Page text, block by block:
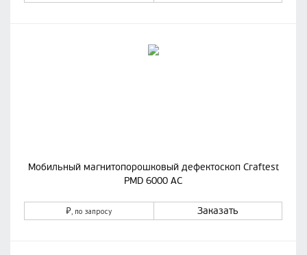
Мобильный магнитопорошковый дефектоскоп Craftest
PMD 6000 AC
₽, по запросу Заказать